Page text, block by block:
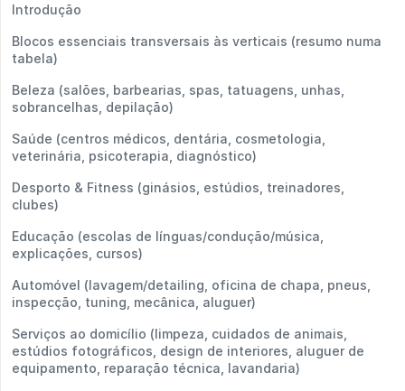
Introdução
Blocos essenciais transversais às verticais (resumo numa
tabela)
Beleza (salões, barbearias, spas, tatuagens, unhas,
sobrancelhas, depilação)
Saúde (centros médicos, dentária, cosmetologia,
veterinária, psicoterapia, diagnóstico)
Desporto & Fitness (ginásios, estúdios, treinadores,
clubes)
Educação (escolas de línguas/condução/música,
explicações, cursos)
Automóvel (lavagem/detailing, oficina de chapa, pneus,
inspecção, tuning, mecânica, aluguer)
Serviços ao domicílio (limpeza, cuidados de animais,
estúdios fotográficos, design de interiores, aluguer de
equipamento, reparação técnica, lavandaria)